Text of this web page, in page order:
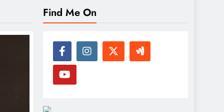
Find Me On